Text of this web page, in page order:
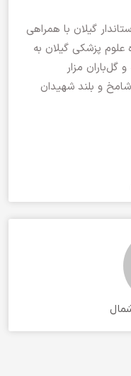
گیلان با همراهی
پزشکی گیلان به
گل‌باران مزار
و بلند شهیدان